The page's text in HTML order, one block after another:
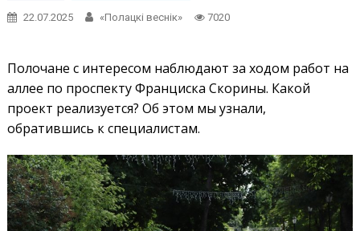
22.07.2025 «Полацкі веснік» 7020
Полочане с интересом наблюдают за ходом работ на
аллее по проспекту Франциска Скорины. Какой
проект реализуется? Об этом мы узнали,
обратившись к специалистам.